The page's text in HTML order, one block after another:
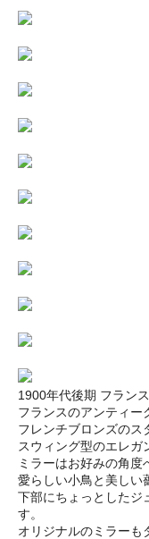
1900年代後期 フランス
フランスのアンティー
フレンチブロンズのス
スウィング型のエレガ
ミラーはお好みの角度
愛らしい小鳥と美しい
下部にちょっとしたジ
す。
オリジナルのミラーも